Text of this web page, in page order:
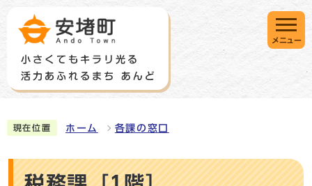
メニュー
現在位置 ホーム 各課の窓口